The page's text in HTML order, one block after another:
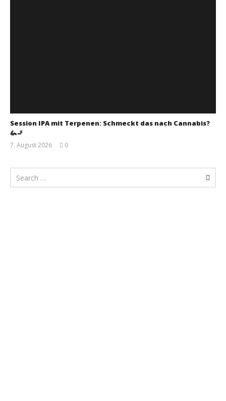
Session IPA mit Terpenen: Schmeckt das nach Cannabis?
🦗🚬
7. August 2026
0